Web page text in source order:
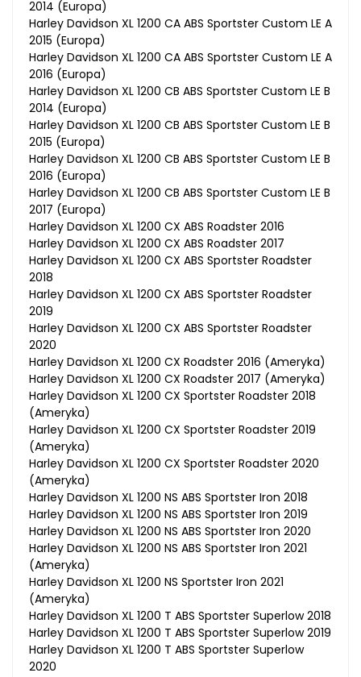
2014 (Europa)
Harley Davidson XL 1200 CA ABS Sportster Custom LE A
2015 (Europa)
Harley Davidson XL 1200 CA ABS Sportster Custom LE A
2016 (Europa)
Harley Davidson XL 1200 CB ABS Sportster Custom LE B
2014 (Europa)
Harley Davidson XL 1200 CB ABS Sportster Custom LE B
2015 (Europa)
Harley Davidson XL 1200 CB ABS Sportster Custom LE B
2016 (Europa)
Harley Davidson XL 1200 CB ABS Sportster Custom LE B
2017 (Europa)
Harley Davidson XL 1200 CX ABS Roadster 2016
Harley Davidson XL 1200 CX ABS Roadster 2017
Harley Davidson XL 1200 CX ABS Sportster Roadster
2018
Harley Davidson XL 1200 CX ABS Sportster Roadster
2019
Harley Davidson XL 1200 CX ABS Sportster Roadster
2020
Harley Davidson XL 1200 CX Roadster 2016 (Ameryka)
Harley Davidson XL 1200 CX Roadster 2017 (Ameryka)
Harley Davidson XL 1200 CX Sportster Roadster 2018
(Ameryka)
Harley Davidson XL 1200 CX Sportster Roadster 2019
(Ameryka)
Harley Davidson XL 1200 CX Sportster Roadster 2020
(Ameryka)
Harley Davidson XL 1200 NS ABS Sportster Iron 2018
Harley Davidson XL 1200 NS ABS Sportster Iron 2019
Harley Davidson XL 1200 NS ABS Sportster Iron 2020
Harley Davidson XL 1200 NS ABS Sportster Iron 2021
(Ameryka)
Harley Davidson XL 1200 NS Sportster Iron 2021
(Ameryka)
Harley Davidson XL 1200 T ABS Sportster Superlow 2018
Harley Davidson XL 1200 T ABS Sportster Superlow 2019
Harley Davidson XL 1200 T ABS Sportster Superlow
2020